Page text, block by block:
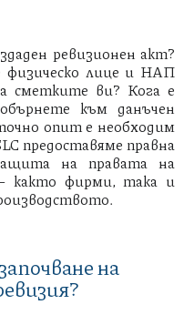
ревизионен акт?
физическо лице и НАП
сметките ви? Кога е
към данъчен
опит е необходим
предоставяме правна
на правата на
както фирми, така и
на